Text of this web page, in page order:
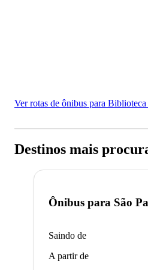
Ver rotas de ônibus para
Destinos mais
Ônibus para São
Saindo de
A partir de